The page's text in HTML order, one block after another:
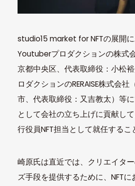
studio15 market for NFTの展開に
Youtuberプロダクションの株式
京都中央区、代表取締役：小松
ロダクションのRERAISE株式会
市、代表取締役：又吉教太）等
として会社の立ち上げに貢献し
行役員NFT担当として就任するこ
崎原氏は直近では、クリエイタ
ズ手段を提供するために、NFT